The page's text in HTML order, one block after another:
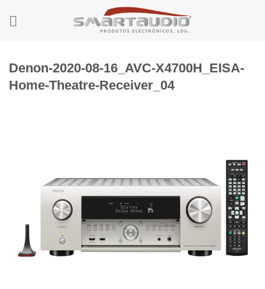
Denon-2020-08-16_AVC-X4700H_EISA-
Home-Theatre-Receiver_04